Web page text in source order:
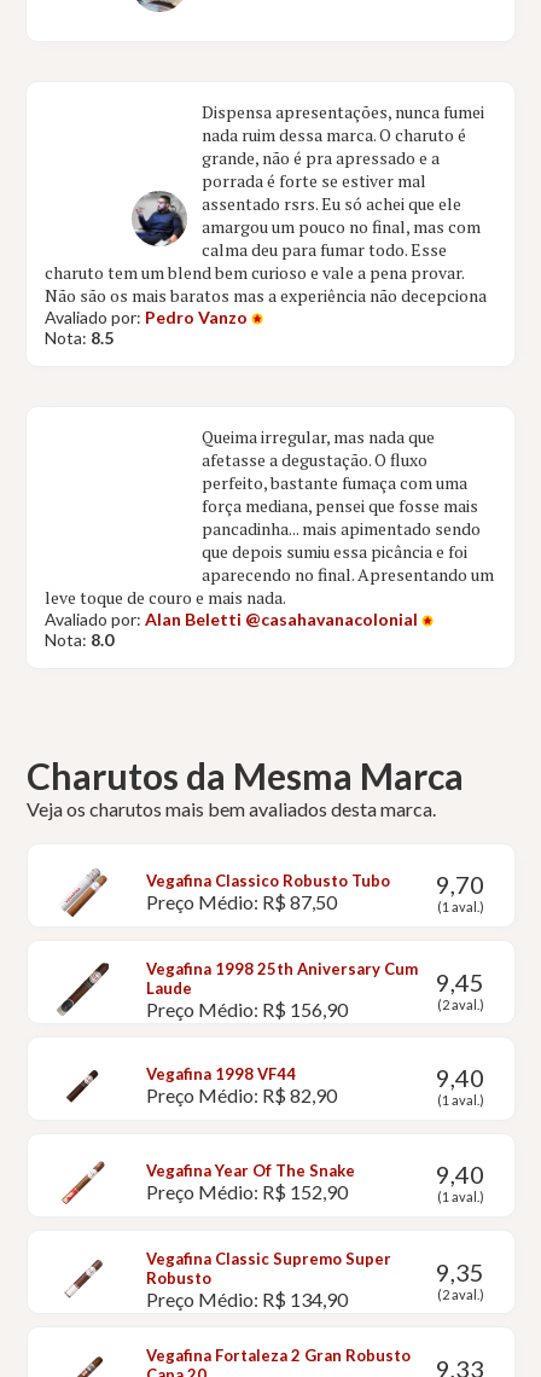
Dispensa apresentações, nunca fumei
nada ruim dessa marca. O charuto é
grande, não é pra apressado e a
porrada é forte se estiver mal
assentado rsrs. Eu só achei que ele
amargou um pouco no final, mas com
calma deu para fumar todo. Esse
charuto tem um blend bem curioso e vale a pena provar.
Não são os mais baratos mas a experiência não decepciona
Avaliado por: Pedro Vanzo
Nota: 8.5
Queima irregular, mas nada que
afetasse a degustação. O fluxo
perfeito, bastante fumaça com uma
força mediana, pensei que fosse mais
pancadinha... mais apimentado sendo
que depois sumiu essa picância e foi
aparecendo no final. Apresentando um
leve toque de couro e mais nada.
Avaliado por:Alan Beletti @casahavanacolonial
Nota: 8.0
Charutos da Mesma Marca
Veja os charutos mais bem avaliados desta marca.
Vegafina Classico Robusto Tubo
Preço Médio: R$ 87,50
9,70
(1 aval.)
Vegafina 1998 25th Aniversary Cum
Laude
Preço Médio: R$ 156,90
9,45
(2 aval.)
Vegafina 1998 VF44
Preço Médio: R$ 82,90
9,40
(1 aval.)
Vegafina Year Of The Snake
Preço Médio: R$ 152,90
9,40
(1 aval.)
Vegafina Classic Supremo Super
Robusto
Preço Médio: R$ 134,90
9,35
(2 aval.)
Vegafina Fortaleza 2 Gran Robusto
9,33